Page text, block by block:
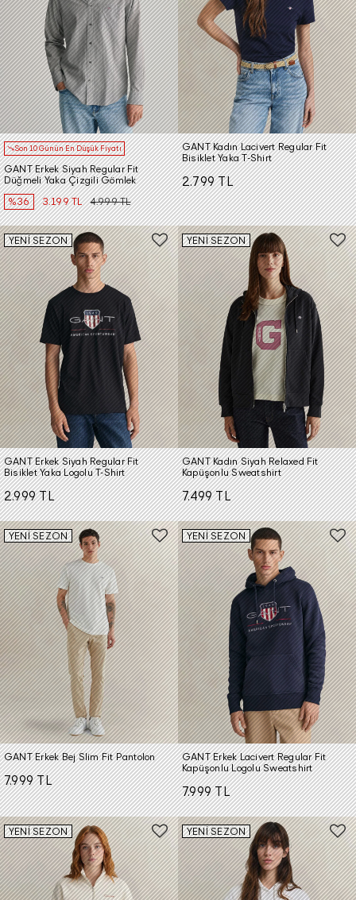
Son 10 Günün En Düşük Fiyatı
GANT Erkek Siyah Regular Fit
Düğmeli Yaka Çizgili Gömlek
%36
3.199 TL 4.999 TL
GANT Kadın Lacivert Regular Fit
Bisiklet Yaka T-Shirt
2.799 TL
YENİ SEZON
GANT Erkek Siyah Regular Fit
Bisiklet Yaka Logolu T-Shirt
2.999 TL
YENİ SEZON
GANT Kadın Siyah Relaxed Fit
Kapüşonlu Sweatshirt
7.499 TL
YENİ SEZON
GANT Erkek Bej Slim Fit Pantolon
7.999 TL
YENİ SEZON
GANT Erkek Lacivert Regular Fit
Kapüşonlu Logolu Sweatshirt
7.999 TL
YENİ SEZON YENİ SEZON